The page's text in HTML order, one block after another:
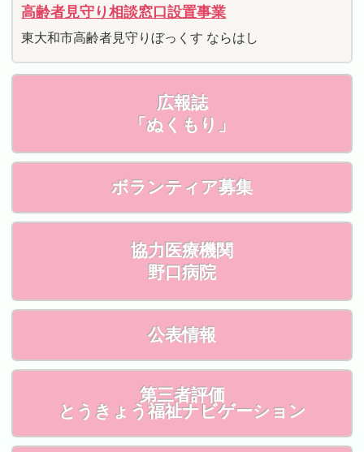
高齢者見守り相談窓口設置事業
東大和市高齢者見守りぼっくす ならはし
広報誌
「ぬくもり」
ボランティア募集
協力医療機関
野口病院
公表情報
第三者評価
とうきょう福祉ナビゲーション